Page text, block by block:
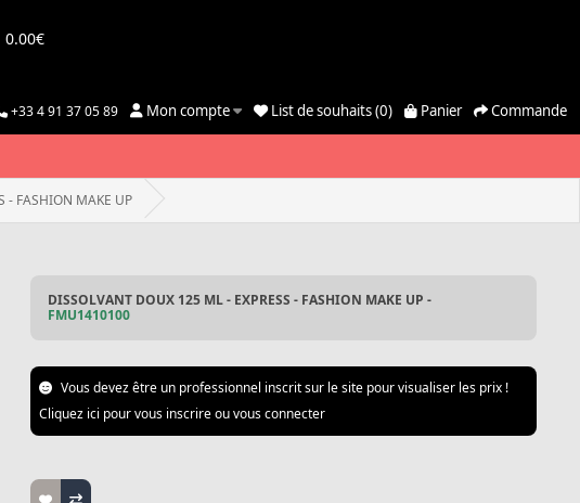
0.00€
+33 4 91 37 05 89 Mon compte List de souhaits (0) Panier Commande
- FASHION MAKE UP
DISSOLVANT DOUX 125 ML - EXPRESS - FASHION MAKE UP -
FMU1410100
Vous devez être un professionnel inscrit sur le site pour visualiser les prix !
Cliquez ici pour vous inscrire ou vous connecter